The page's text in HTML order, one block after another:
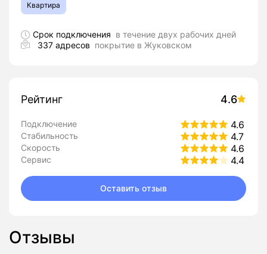
Квартира
Срок подключения в течение двух рабочих дней
337 адресов покрытие в Жуковском
Рейтинг 4.6
Подключение 4.6
Стабильность 4.7
Скорость 4.6
Сервис 4.4
Оставить отзыв
Отзывы